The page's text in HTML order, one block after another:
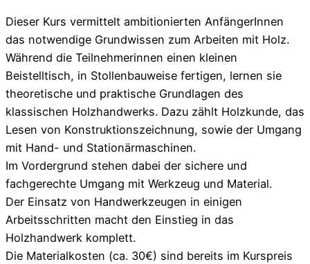
Dieser Kurs vermittelt ambitionierten AnfängerInnen
das notwendige Grundwissen zum Arbeiten mit Holz.
Während die Teilnehmerinnen einen kleinen
Beistelltisch, in Stollenbauweise fertigen, lernen sie
theoretische und praktische Grundlagen des
klassischen Holzhandwerks. Dazu zählt Holzkunde, das
Lesen von Konstruktionszeichnung, sowie der Umgang
mit Hand- und Stationärmaschinen.
Im Vordergrund stehen dabei der sichere und
fachgerechte Umgang mit Werkzeug und Material.
Der Einsatz von Handwerkzeugen in einigen
Arbeitsschritten macht den Einstieg in das
Holzhandwerk komplett.
Die Materialkosten (ca. 30€) sind bereits im Kurspreis